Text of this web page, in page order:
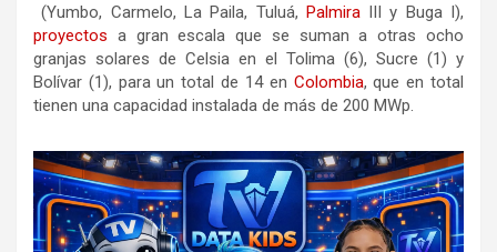
(Yumbo, Carmelo, La Paila, Tuluá, PalmiraIII y Buga I),
proyectos a gran escala que se suman a otras ocho
granjas solares de Celsia en el Tolima (6), Sucre (1) y
Bolívar (1), para un total de 14 en Colombia, que en total
tienen una capacidad instalada de más de 200 MWp.